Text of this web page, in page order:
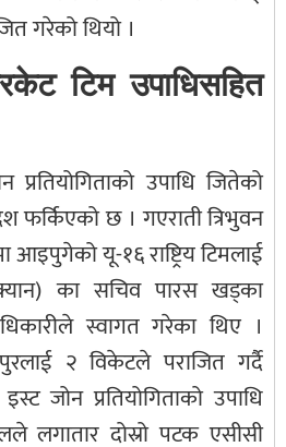
गरेको थियो ।
टिम उपाधिसहित
उपाधि जितेको
फर्किएको छ । गएराती त्रिभुवन
आइपुगेको यू-१६ राष्ट्रिय टिमलाई
का सचिव पारस खड्का
स्वागत गरेका थिए ।
२ विकेटले पराजित गर्दै
जोन प्रतियोगिताको उपाधि
लगातार दोस्रो पटक एसीसी